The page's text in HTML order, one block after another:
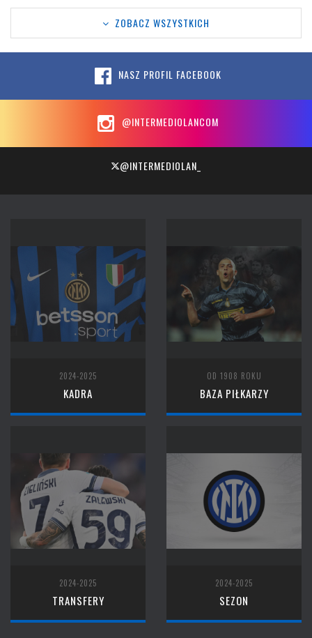
ZOBACZ WSZYSTKICH
NASZ PROFIL FACEBOOK
@INTERMEDIOLANCOM
@INTERMEDIOLAN_
2024-2025
KADRA
OD 1908 ROKU
BAZA PIŁKARZY
2024-2025
TRANSFERY
2024-2025
SEZON